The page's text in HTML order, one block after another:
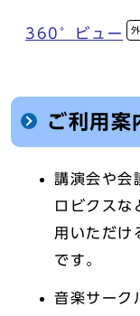
360°ビュー
ご利用案
講演会や会
ロビクスな
用いただけ
です。
音楽サーク